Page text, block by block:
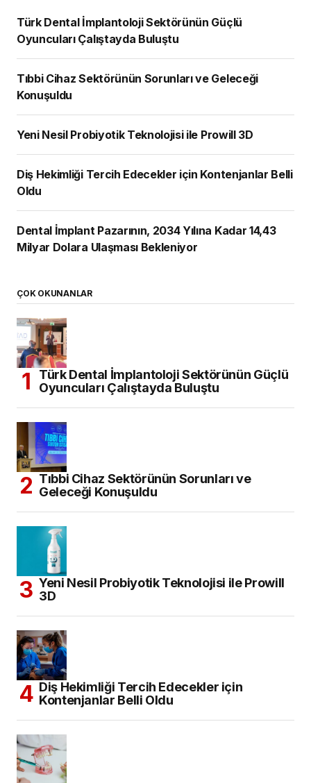
Türk Dental İmplantoloji Sektörünün Güçlü
Oyuncuları Çalıştayda Buluştu
Tıbbi Cihaz Sektörünün Sorunları ve Geleceği
Konuşuldu
Yeni Nesil Probiyotik Teknolojisi ile Prowill 3D
Diş Hekimliği Tercih Edecekler için Kontenjanlar Belli
Oldu
Dental İmplant Pazarının, 2034 Yılına Kadar 14,43
Milyar Dolara Ulaşması Bekleniyor
ÇOK OKUNANLAR
Türk Dental İmplantoloji Sektörünün Güçlü
Oyuncuları Çalıştayda Buluştu
Tıbbi Cihaz Sektörünün Sorunları ve
Geleceği Konuşuldu
Yeni Nesil Probiyotik Teknolojisi ile Prowill
3D
Diş Hekimliği Tercih Edecekler için
Kontenjanlar Belli Oldu